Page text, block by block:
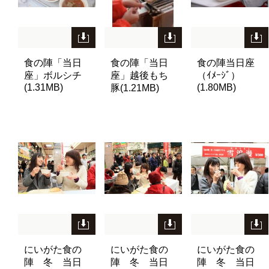
食の陣「当日
座」ボルシチ
(1.31MB)
食の陣「当日
座」越後もち
豚(1.21MB)
食の陣当日座
（ｲﾒｰｼﾞ）
(1.80MB)
にいがた食の
陣 冬 当日
にいがた食の
陣 冬 当日
にいがた食の
陣 冬 当日